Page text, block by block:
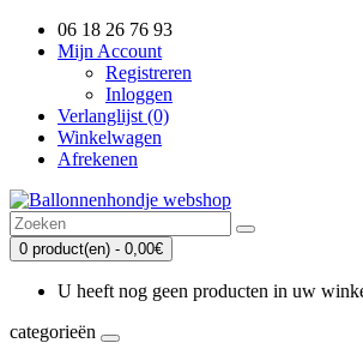
06 18 26 76 93
Mijn Account
Registreren
Inloggen
Verlanglijst (0)
Winkelwagen
Afrekenen
0 product(en) - 0,00€
U heeft nog geen producten in uw
categorieën